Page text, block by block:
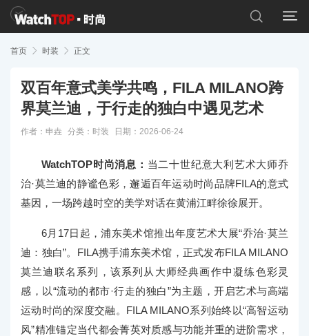


首页  时装  正文
双百年意式美学共鸣，FILA MILANO跨
界莫兰迪，于行走的独白中遇见艺术
作者：申垚 分类： 时装 日期：2026-06-24
WatchTOP时尚消息： 当二十世纪意大利艺术大师乔
治·莫兰迪的静谧色彩，邂逅百年运动时尚品牌FILA的意式
基因，一场跨越时空的美学对话在黄浦江畔徐徐展开。
6月17日起，浦东美术馆推出年度艺术大展“乔治·莫兰
迪：独白”。FILA携手浦东美术馆，正式发布FILA MILANO
莫兰迪联名系列，该系列从大师经典画作中凝练色彩灵
感，以“流动的都市·行走的独白”为主题，开启艺术与高端
运动时尚的深度交融。FILA MILANO系列始终以“高智运动
风”精准锚定当代都会菁英对质感与功能并重的进阶需求，